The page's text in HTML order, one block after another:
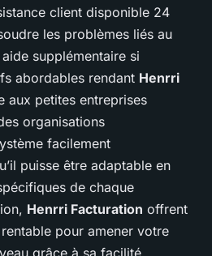
client disponible 24
les problèmes liés au
supplémentaire si
abordables rendant Henrri
aux petites entreprises
organisations
facilement
puisse être adaptable en
de chaque
Henrri Facturation offrent
pour amener votre